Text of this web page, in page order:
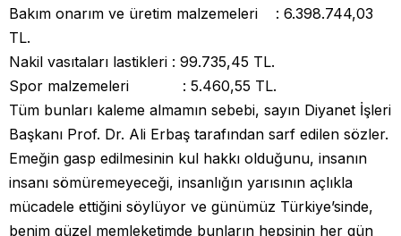
Bakım onarım ve üretim malzemeleri : 6.398.744,03
TL.
Nakil vasıtaları lastikleri : 99.735,45 TL.
Spor malzemeleri : 5.460,55 TL.
Tüm bunları kaleme almamın sebebi, sayın Diyanet İşleri
Başkanı Prof. Dr. Ali Erbaş tarafından sarf edilen sözler.
Emeğin gasp edilmesinin kul hakkı olduğunu, insanın
insanı sömüremeyeceği, insanlığın yarısının açlıkla
mücadele ettiğini söylüyor ve günümüz Türkiye’sinde,
benim güzel memleketimde bunların hepsinin her gün